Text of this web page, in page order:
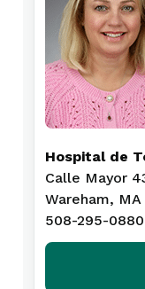
Hospital de
Calle Mayor
Wareham, MA
508-295-0880